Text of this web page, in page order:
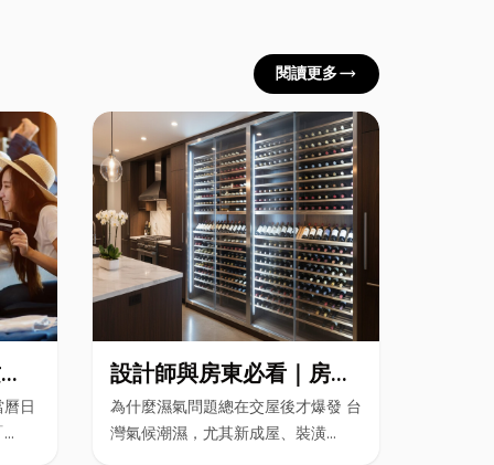
閱讀更多trending_flat
？
日
設計師與房東必看｜房屋
濕氣重怎麼辦？全屋除濕
機＋全熱交換器整合安裝|
為什麼濕氣問題總在交屋後才爆發 台
灣氣候潮濕，尤其新成屋、裝潢...